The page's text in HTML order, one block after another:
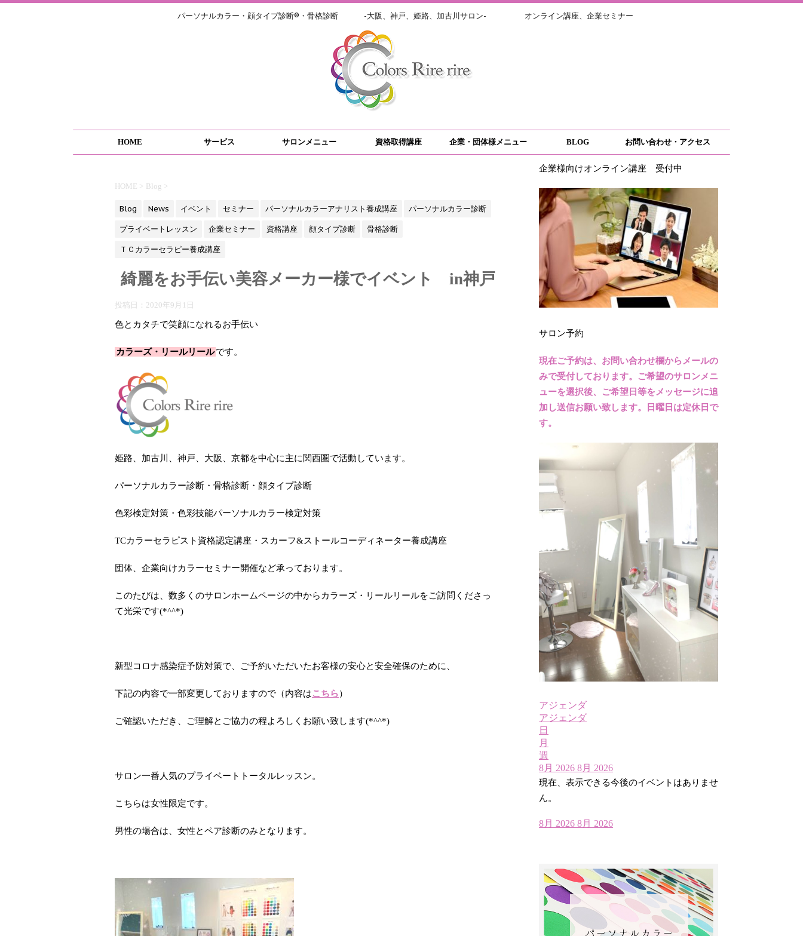
パーソナルカラー・顔タイプ診断®・骨格診断 -大阪、神戸、姫路、加古川サロン- オンライン講座、企業セミナー
HOME サービス サロンメニュー 資格取得講座 企業・団体様メニュー BLOG お問い合わせ・アクセス
HOME > Blog >
Blog News イベント セミナー パーソナルカラーアナリスト養成講座
パーソナルカラー診断
プライベートレッスン
企業セミナー 資格講座 顔タイプ診断
骨格診断
ＴＣカラーセラピー養成講座
綺麗をお手伝い美容メーカー様でイベント in神戸
投稿日： 2020年9月1日
色とカタチで笑顔になれるお手伝い
カラーズ・リールリールです。
姫路、加古川、神戸、大阪、京都を中心に主に関西圏で活動しています。
パーソナルカラー診断・骨格診断・顔タイプ診断
色彩検定対策・色彩技能パーソナルカラー検定対策
TCカラーセラピスト資格認定講座・スカーフ&ストールコーディネーター養成講座
団体、企業向けカラーセミナー開催など承っております。
このたびは、数多くのサロンホームページの中からカラーズ・リールリールをご訪問くださっ
て光栄です(*^^*)
新型コロナ感染症予防対策で、ご予約いただいたお客様の安心と安全確保のために、
下記の内容で一部変更しておりますので（内容はこちら）
ご確認いただき、ご理解とご協力の程よろしくお願い致します(*^^*)
サロン一番人気のプライベートトータルレッスン。
こちらは女性限定です。
男性の場合は、女性とペア診断のみとなります。
企業様向けオンライン講座 受付中
サロン予約
現在ご予約は、お問い合わせ欄からメールの
みで受付しております。ご希望のサロンメニ
ューを選択後、ご希望日等をメッセージに追
加し送信お願い致します。日曜日は定休日で
す。
アジェンダ
アジェンダ
日
月
週
8月 2026 8月 2026
現在、表示できる今後のイベントはありませ
ん。
8月 2026 8月 2026